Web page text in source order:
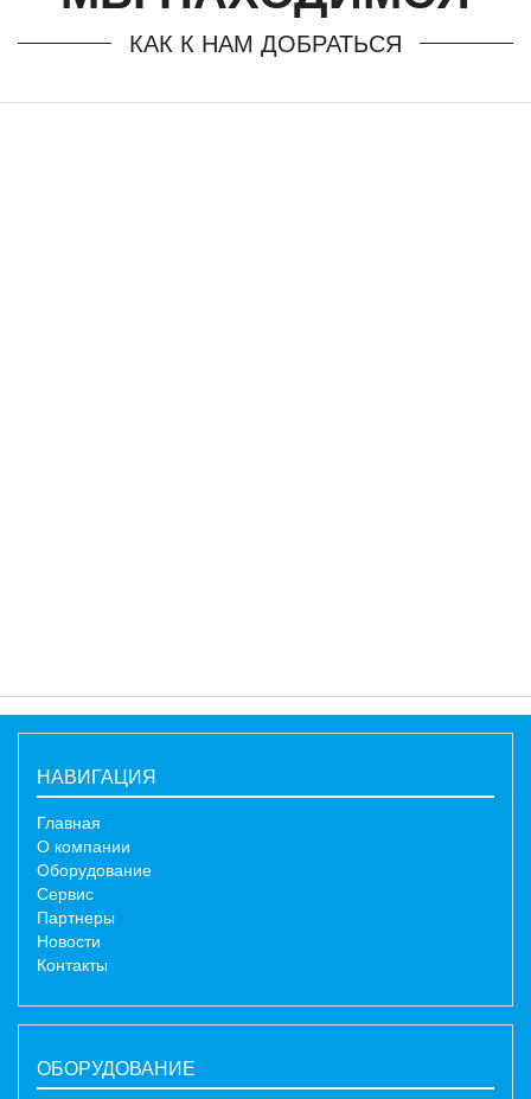
КАК К НАМ ДОБРАТЬСЯ
НАВИГАЦИЯ
Главная
О компании
Оборудование
Сервис
Партнеры
Новости
Контакты
ОБОРУДОВАНИЕ